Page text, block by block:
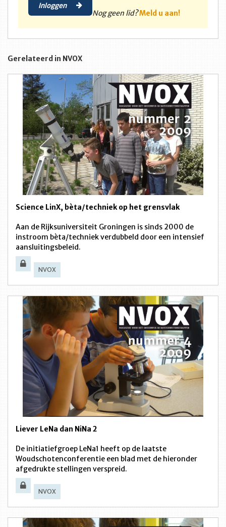
Inloggen
Nog geen lid?Meld u aan!
Gerelateerd in NVOX
Science LinX, bèta/techniek op het grensvlak
Aan de Rijksuniversiteit Groningen is sinds 2000 de
instroom bèta/techniek verdubbeld door een intensief
aansluitingsbeleid.
NVOX
Liever LeNa dan NiNa 2
De initiatiefgroep LeNa1 heeft op de laatste
Woudschotenconferentie een blad met de hieronder
afgedrukte stellingen verspreid.
NVOX